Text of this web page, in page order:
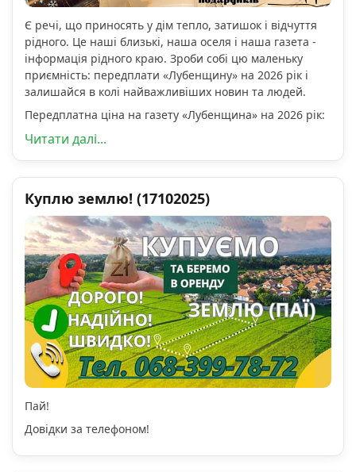
Є речі, що приносять у дім тепло, затишок і відчуття
рідного. Це наші близькі, наша оселя і наша газета -
інформація рідного краю. Зроби собі цю маленьку
приємність: передплати «Лубенщину» на 2026 рік і
залишайся в колі найважливіших новин та людей.
Передплатна ціна на газету «Лубенщина» на 2026 рік:
Читати далі...
Куплю землю! (17102025)
Пай!
Довідки за телефоном!